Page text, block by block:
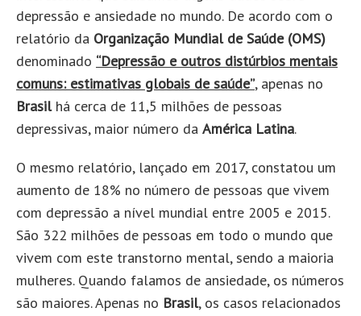
depressão e ansiedade no mundo. De acordo com o
relatório da Organização Mundial de Saúde (OMS)
denominado “Depressão e outros distúrbios mentais
comuns: estimativas globais de saúde”, apenas no
Brasilhá cerca de 11,5 milhões de pessoas
depressivas, maior número da América Latina.
O mesmo relatório, lançado em 2017, constatou um
aumento de 18% no número de pessoas que vivem
com depressão a nível mundial entre 2005 e 2015.
São 322 milhões de pessoas em todo o mundo que
vivem com este transtorno mental, sendo a maioria
mulheres. Quando falamos de ansiedade, os números
são maiores. Apenas no Brasil, os casos relacionados